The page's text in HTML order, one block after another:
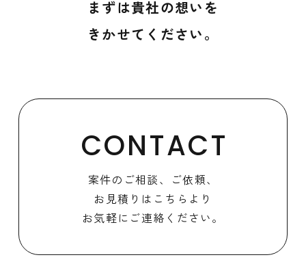
まずは貴社の想いを
きかせてください。
CONTACT
案件のご相談、ご依頼、
お見積りはこちらより
お気軽にご連絡ください。